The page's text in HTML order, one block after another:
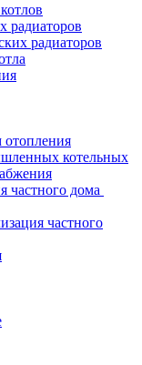
радиаторов
радиаторов
отопления
котельных
частного дома
частного